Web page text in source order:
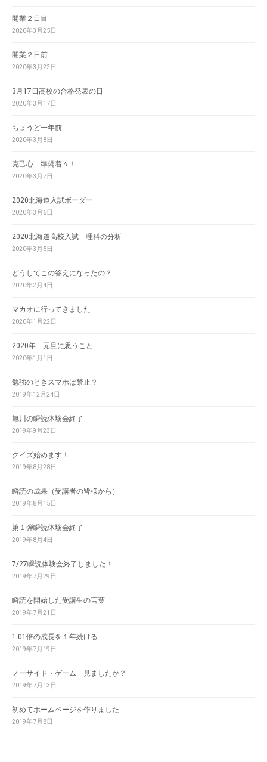
開業２日目
2020年3月25日
開業２日前
2020年3月22日
3月17日高校の合格発表の日
2020年3月17日
ちょうど一年前
2020年3月8日
克己心 準備着々！
2020年3月7日
2020北海道入試ボーダー
2020年3月6日
2020北海道高校入試 理科の分析
2020年3月5日
どうしてこの答えになったの？
2020年2月4日
マカオに行ってきました
2020年1月22日
2020年 元旦に思うこと
2020年1月1日
勉強のときスマホは禁止？
2019年12月24日
旭川の瞬読体験会終了
2019年9月23日
クイズ始めます！
2019年8月28日
瞬読の成果（受講者の皆様から）
2019年8月15日
第１弾瞬読体験会終了
2019年8月4日
7/27瞬読体験会終了しました！
2019年7月29日
瞬読を開始した受講生の言葉
2019年7月21日
1.01倍の成長を１年続ける
2019年7月19日
ノーサイド・ゲーム 見ましたか？
2019年7月13日
初めてホームページを作りました
2019年7月8日